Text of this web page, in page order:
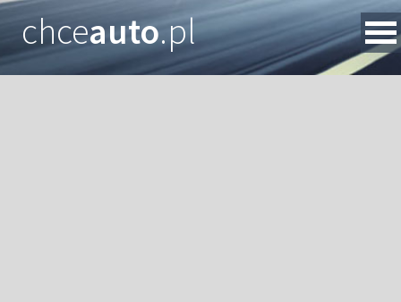
chceauto.pl